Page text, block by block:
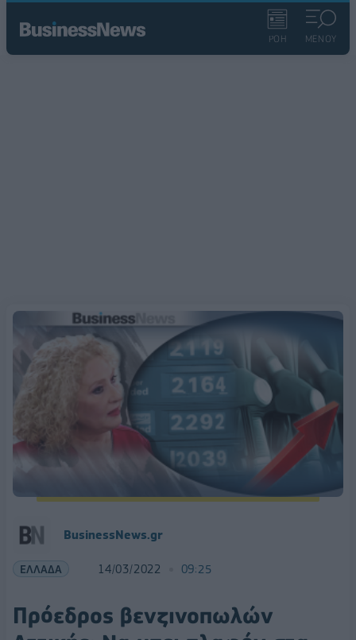
ΡΟΗ ΜΕΝΟΥ
BusinessNews.gr
ΕΛΛΑΔΑ 14/03/2022 09:25
Πρόεδρος βενζινοπωλών